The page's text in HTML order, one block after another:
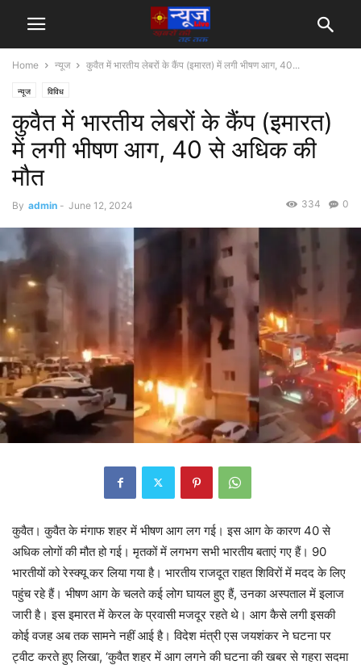
Home न्यूज कुवैत में भारतीय लेबरों के कैंप (इमारत) में लगी भीषण आग, 40...
न्यूज विविध
कुवैत में भारतीय लेबरों के कैंप (इमारत)
में लगी भीषण आग, 40 से अधिक की
मौत
By admin - June 12, 2024 0
334
कुवैत। कुवैत के मंगाफ शहर में भीषण आग लग गई। इस आग के कारण 40 से
अधिक लोगों की मौत हो गई। मृतकों में लगभग सभी भारतीय बताएं गए हैं। 90
भारतीयों को रेस्क्यू कर लिया गया है। भारतीय राजदूत राहत शिविरों में मदद के लिए
पहुंच रहे हैं। भीषण आग के चलते कई लोग घायल हुए हैं, उनका अस्पताल में इलाज
जारी है। इस इमारत में केरल के प्रवासी मजदूर रहते थे। आग कैसे लगी इसकी
कोई वजह अब तक सामने नहीं आई है। विदेश मंत्री एस जयशंकर ने घटना पर
ट्वीट करते हुए लिखा, ‘कुवैत शहर में आग लगने की घटना की खबर से गहरा सदमा